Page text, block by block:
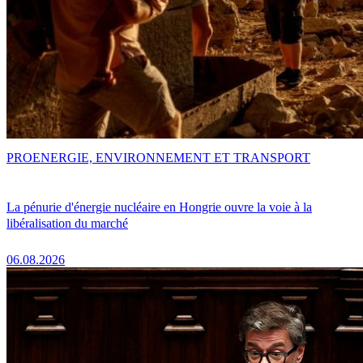
La pénurie d'énergie nucléaire en Hongrie ouvre la voie à la
libéralisation du marché
06.08.2026
PROENERGIE, ENVIRONNEMENT ET TRANSPORT